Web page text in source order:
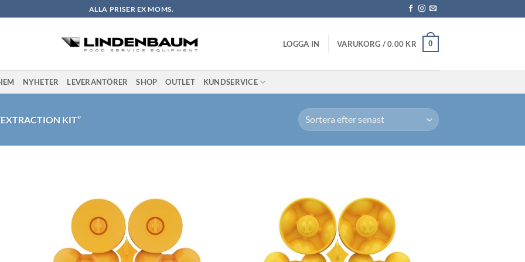
ALLA PRISER EX MOMS.
LOGGA IN VARUKORG /0.00 KR 0
NYHETER LEVERANTÖRER SHOP OUTLET KUNDSERVICE
KIT”